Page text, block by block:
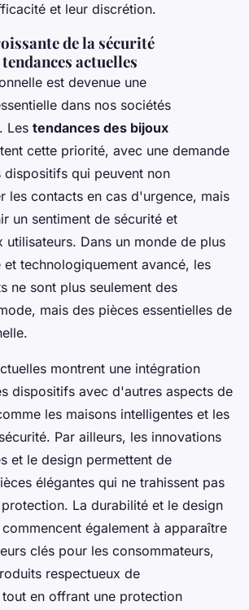
et leur discrétion.
de la sécurité
actuelles
est devenue une
dans nos sociétés
Les tendances des bijoux
cette priorité, avec une demande
qui peuvent non
les contacts en cas d'urgence, mais
un sentiment de sécurité et
utilisateurs. Dans un monde de plus
et technologiquement avancé, les
ne sont plus seulement des
mais des pièces essentielles de
montrent une intégration
dispositifs avec d'autres aspects de
les maisons intelligentes et les
Par ailleurs, les innovations
et le design permettent de
élégantes qui ne trahissent pas
La durabilité et le design
également à apparaître
clés pour les consommateurs,
respectueux de
en offrant une protection